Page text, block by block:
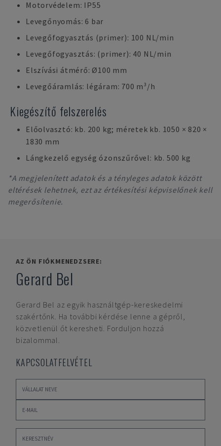
Motorvédelem: IP55
Levegőnyomás: 6 bar
Levegőfogyasztás (primer): 100 NL/min
Levegőfogyasztás: (primer): 40 NL/min
Elszívási átmérő: Ø100 mm
Levegőáramlás: légáram: 700 m³/h
Kiegészítő felszerelés
Előolvasztó: kb. 200 kg; méretek kb. 1050 × 820 ×
1830 mm
Lángkezelő egység ózonszűrővel: kb. 500 kg
*A megjelenített adatok és a tényleges adatok között
eltérések lehetnek, ezt az értékesítési képviselőnek kell
megerősítenie.
AZ ÖN FIÓKMENEDZSERE:
Gerard Bel
Gerard Bel az egyik használtgép-kereskedelmi
szakértőnk. Ha további kérdése lenne a gépről,
közvetlenül őt keresheti. Forduljon hozzá
bizalommal.
KAPCSOLATFELVÉTEL